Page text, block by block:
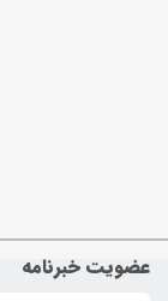
عضویت خبرنامه